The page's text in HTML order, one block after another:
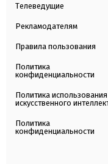
Телеведущие
Рекламодателям
Правила пользования
Политика
конфиденциальности
Политика использования
искусственного
Политика
конфиденциальности